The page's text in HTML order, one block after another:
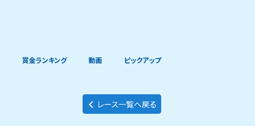
賞金ランキング 動画 ピックアップ
レース一覧へ戻る